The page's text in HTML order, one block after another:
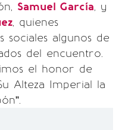
Samuel García, y
, quienes
algunos de
del encuentro.
el honor de
Alteza Imperial la